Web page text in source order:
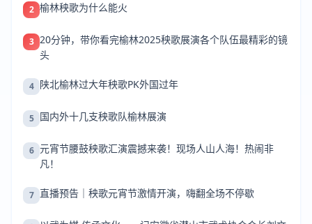
2 榆林秧歌为什么能火
3 20分钟，带你看完榆林2025秧歌展演各个队伍最精彩的镜
头
4 陕北榆林过大年秧歌PK外国过年
5 国内外十几支秧歌队榆林展演
6 元宵节腰鼓秧歌汇演震撼来袭！现场人山人海！热闹非
凡！
7 直播预告｜秧歌元宵节激情开演，嗨翻全场不停歇